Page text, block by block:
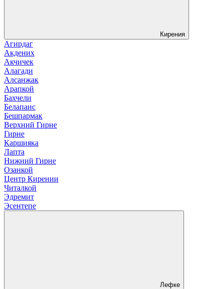
Кирения
Агирдаг
Акдених
Акчичек
Алагади
Алсанжак
Арапкой
Бахчели
Белапаис
Бешпармак
Верхний Гирне
Гирне
Каршияка
Лапта
Нижний Гирне
Озанкой
Центр Кирении
Читалкой
Эдремит
Эсентепе
Лефке